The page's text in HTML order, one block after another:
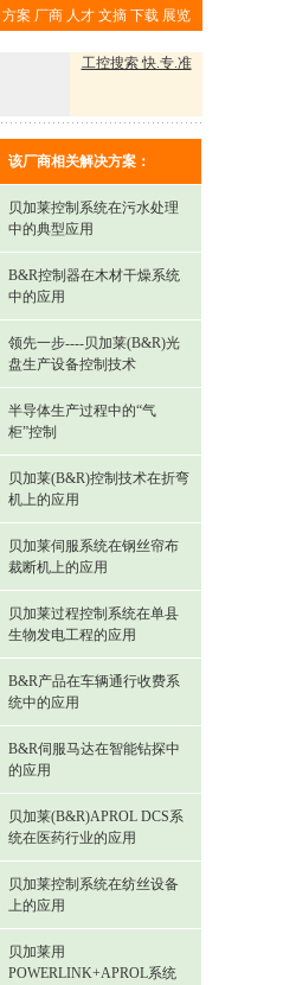
方案 厂商 人才 文摘 下载 展览
工控搜索 快.专.准
该厂商相关解决方案：
贝加莱控制系统在污水处理
中的典型应用
B&R控制器在木材干燥系统
中的应用
领先一步----贝加莱(B&R)光
盘生产设备控制技术
半导体生产过程中的“气
柜”控制
贝加莱(B&R)控制技术在折弯
机上的应用
贝加莱伺服系统在钢丝帘布
裁断机上的应用
贝加莱过程控制系统在单县
生物发电工程的应用
B&R产品在车辆通行收费系
统中的应用
B&R伺服马达在智能钻探中
的应用
贝加莱(B&R)APROL DCS系
统在医药行业的应用
贝加莱控制系统在纺丝设备
上的应用
贝加莱用
POWERLINK+APROL系统